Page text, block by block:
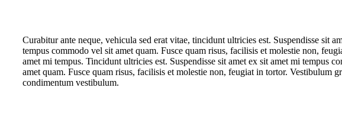
Curabitur ante neque, vehicula sed erat vitae, tincidunt ultricies est. Suspendisse sit
tempus commodo vel sit amet quam. Fusce quam risus, facilisis et molestie non,
amet mi tempus. Tincidunt ultricies est. Suspendisse sit amet ex sit amet mi tempus
amet quam. Fusce quam risus, facilisis et molestie non, feugiat in tortor. Vestibulum
condimentum vestibulum.